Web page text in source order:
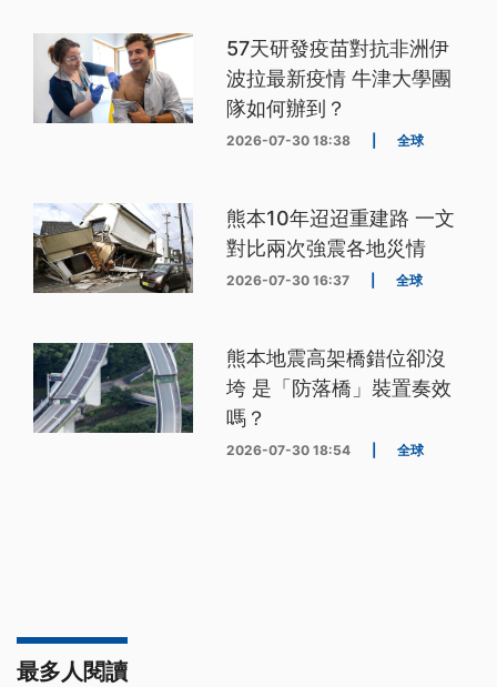
57天研發疫苗對抗非洲伊
波拉最新疫情 牛津大學團
隊如何辦到？
2026-07-30 18:38 全球
熊本10年迢迢重建路 一文
對比兩次強震各地災情
2026-07-30 16:37 全球
熊本地震高架橋錯位卻沒
垮 是「防落橋」裝置奏效
嗎？
2026-07-30 18:54 全球
最多人閱讀